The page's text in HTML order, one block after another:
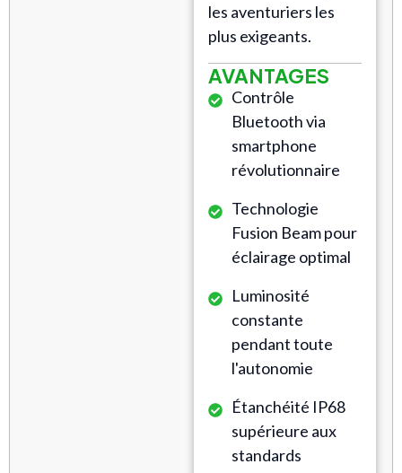
les aventuriers les
plus exigeants.
AVANTAGES
Contrôle
Bluetooth via
smartphone
révolutionnaire
Technologie
Fusion Beam pour
éclairage optimal
Luminosité
constante
pendant toute
l'autonomie
Étanchéité IP68
supérieure aux
standards